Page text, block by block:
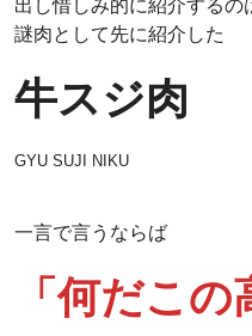
出し惜しみ的に紹介するの
謎肉として先に紹介した
牛スジ肉
GYU SUJI NIKU
一言で言うならば
「何だこ